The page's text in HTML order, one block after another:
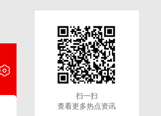
扫一扫
查看更多热点资讯
扫一扫
查看更多热点资讯